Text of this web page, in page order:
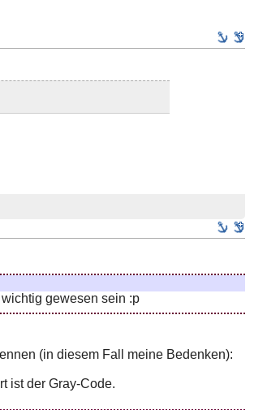
gewesen sein :p
(in diesem Fall meine Bedenken):
ist der Gray-Code.